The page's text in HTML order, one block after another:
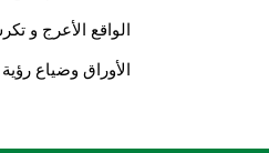
الواقع الأعرج و
الأوراق وضياع